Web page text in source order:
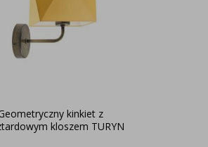
kinkiet z
kloszem TURYN